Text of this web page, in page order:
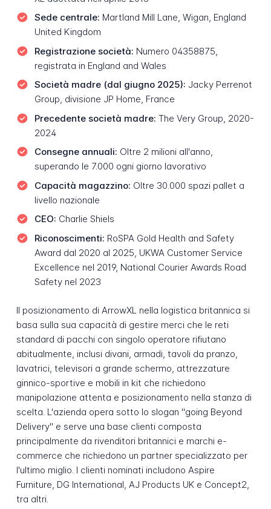
Sede centrale: Martland Mill Lane, Wigan, England
United Kingdom
Registrazione società: Numero 04358875,
registrata in England and Wales
Società madre (dal giugno 2025): Jacky Perrenot
Group, divisione JP Home, France
Precedente società madre: The Very Group, 2020-
2024
Consegne annuali: Oltre 2 milioni all'anno,
superando le 7.000 ogni giorno lavorativo
Capacità magazzino: Oltre 30.000 spazi pallet a
livello nazionale
CEO: Charlie Shiels
Riconoscimenti: RoSPA Gold Health and Safety
Award dal 2020 al 2025, UKWA Customer Service
Excellence nel 2019, National Courier Awards Road
Safety nel 2023
Il posizionamento di ArrowXL nella logistica britannica si
basa sulla sua capacità di gestire merci che le reti
standard di pacchi con singolo operatore rifiutano
abitualmente, inclusi divani, armadi, tavoli da pranzo,
lavatrici, televisori a grande schermo, attrezzature
ginnico-sportive e mobili in kit che richiedono
manipolazione attenta e posizionamento nella stanza di
scelta. L'azienda opera sotto lo slogan "going Beyond
Delivery" e serve una base clienti composta
principalmente da rivenditori britannici e marchi e-
commerce che richiedono un partner specializzato per
l'ultimo miglio. I clienti nominati includono Aspire
Furniture, DG International, AJ Products UK e Concept2,
tra altri.